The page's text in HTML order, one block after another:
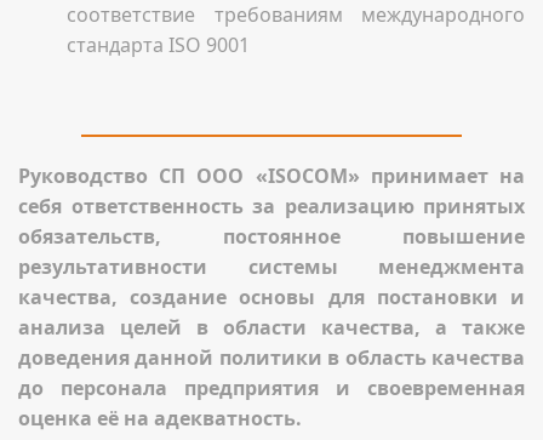
соответствие требованиям международного
стандарта ISO 9001
Руководство СП ООО «ISOCOM» принимает на
себя ответственность за реализацию принятых
обязательств, постоянное повышение
результативности системы менеджмента
качества, создание основы для постановки и
анализа целей в области качества, а также
доведения данной политики в область качества
до персонала предприятия и своевременная
оценка её на адекватность.